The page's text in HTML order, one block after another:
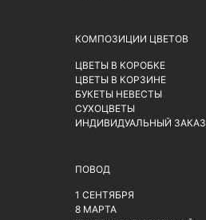
КОМПОЗИЦИИ ЦВЕТОВ
ЦВЕТЫ В КОРОБКЕ
ЦВЕТЫ В КОРЗИНЕ
БУКЕТЫ НЕВЕСТЫ
СУХОЦВЕТЫ
ИНДИВИДУАЛЬНЫЙ ЗАКАЗ
ПОВОД
1 СЕНТЯБРЯ
8 МАРТА